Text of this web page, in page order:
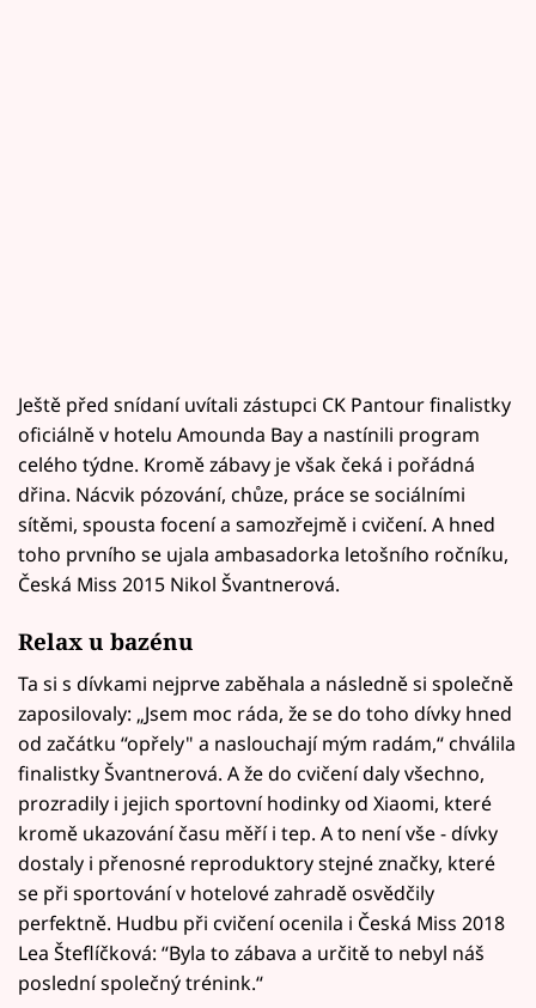
Ještě před snídaní uvítali zástupci CK Pantour finalistky
oficiálně v hotelu Amounda Bay a nastínili program
celého týdne. Kromě zábavy je však čeká i pořádná
dřina. Nácvik pózování, chůze, práce se sociálními
sítěmi, spousta focení a samozřejmě i cvičení. A hned
toho prvního se ujala ambasadorka letošního ročníku,
Česká Miss 2015 Nikol Švantnerová.
Relax u bazénu
Ta si s dívkami nejprve zaběhala a následně si společně
zaposilovaly: „Jsem moc ráda, že se do toho dívky hned
od začátku “opřely" a naslouchají mým radám,“ chválila
finalistky Švantnerová. A že do cvičení daly všechno,
prozradily i jejich sportovní hodinky od Xiaomi, které
kromě ukazování času měří i tep. A to není vše - dívky
dostaly i přenosné reproduktory stejné značky, které
se při sportování v hotelové zahradě osvědčily
perfektně. Hudbu při cvičení ocenila i Česká Miss 2018
Lea Šteflíčková: “Byla to zábava a určitě to nebyl náš
poslední společný trénink.“